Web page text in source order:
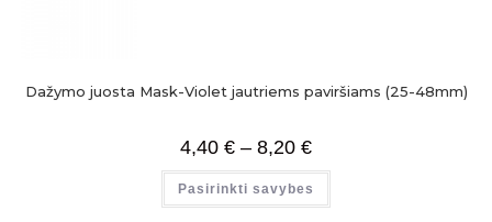
Dažymo juosta Mask-Violet jautriems paviršiams (25-48mm)
4,40 € – 8,20 €
Pasirinkti savybes